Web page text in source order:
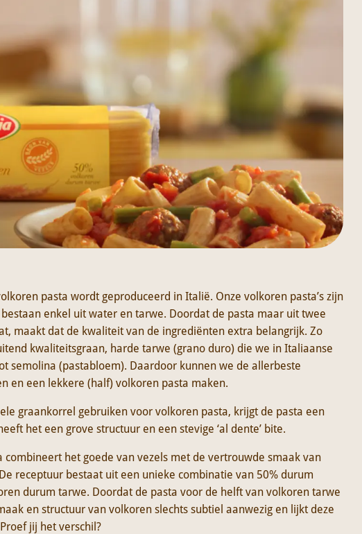
pasta wordt geproduceerd in Italië. Onze volkoren pasta’s zijn
enkel uit water en tarwe. Doordat de pasta maar uit twee
maakt dat de kwaliteit van de ingrediënten extra belangrijk. Zo
kwaliteitsgraan, harde tarwe (grano duro) die we in Italiaanse
semolina (pastabloem). Daardoor kunnen we de allerbeste
en een lekkere (half) volkoren pasta maken.
graankorrel gebruiken voor volkoren pasta, krijgt de pasta een
het een grove structuur en een stevige ‘al dente’ bite.
combineert het goede van vezels met de vertrouwde smaak van
receptuur bestaat uit een unieke combinatie van 50% durum
durum tarwe. Doordat de pasta voor de helft van volkoren tarwe
en structuur van volkoren slechts subtiel aanwezig en lijkt deze
jij het verschil?